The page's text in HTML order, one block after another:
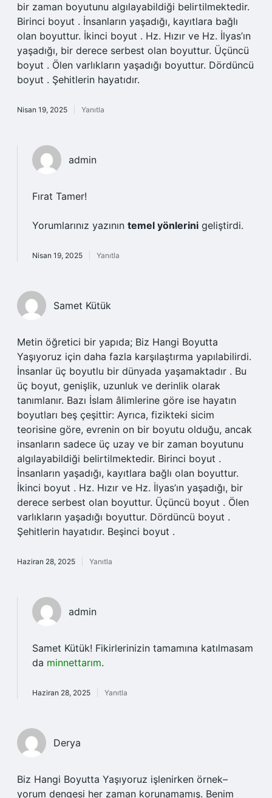
bir zaman boyutunu algılayabildiği belirtilmektedir.
Birinci boyut . İnsanların yaşadığı, kayıtlara bağlı
olan boyuttur. İkinci boyut . Hz. Hızır ve Hz. İlyas’ın
yaşadığı, bir derece serbest olan boyuttur. Üçüncü
boyut . Ölen varlıkların yaşadığı boyuttur. Dördüncü
boyut . Şehitlerin hayatıdır.
Nisan 19, 2025 Yanıtla
admin
Fırat Tamer!
Yorumlarınız yazının temel yönlerini geliştirdi.
Nisan 19, 2025 Yanıtla
Samet Kütük
Metin öğretici bir yapıda; Biz Hangi Boyutta
Yaşıyoruz için daha fazla karşılaştırma yapılabilirdi.
İnsanlar üç boyutlu bir dünyada yaşamaktadır . Bu
üç boyut, genişlik, uzunluk ve derinlik olarak
tanımlanır. Bazı İslam âlimlerine göre ise hayatın
boyutları beş çeşittir: Ayrıca, fizikteki sicim
teorisine göre, evrenin on bir boyutu olduğu, ancak
insanların sadece üç uzay ve bir zaman boyutunu
algılayabildiği belirtilmektedir. Birinci boyut .
İnsanların yaşadığı, kayıtlara bağlı olan boyuttur.
İkinci boyut . Hz. Hızır ve Hz. İlyas’ın yaşadığı, bir
derece serbest olan boyuttur. Üçüncü boyut . Ölen
varlıkların yaşadığı boyuttur. Dördüncü boyut .
Şehitlerin hayatıdır. Beşinci boyut .
Haziran 28, 2025 Yanıtla
admin
Samet Kütük! Fikirlerinizin tamamına katılmasam
da minnettarım.
Haziran 28, 2025 Yanıtla
Derya
Biz Hangi Boyutta Yaşıyoruz işlenirken örnek–
yorum dengesi her zaman korunamamış. Benim